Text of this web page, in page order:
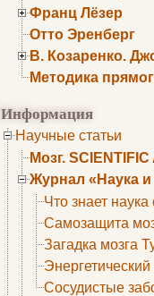
Франц Лёзер
Отто Эренберг
В. Козаренко.
Методика
Информация
Научные статьи
Мозг.
Журнал «Наука
Что знает наука
Самозащита
Загадка мозга
Сосудистые